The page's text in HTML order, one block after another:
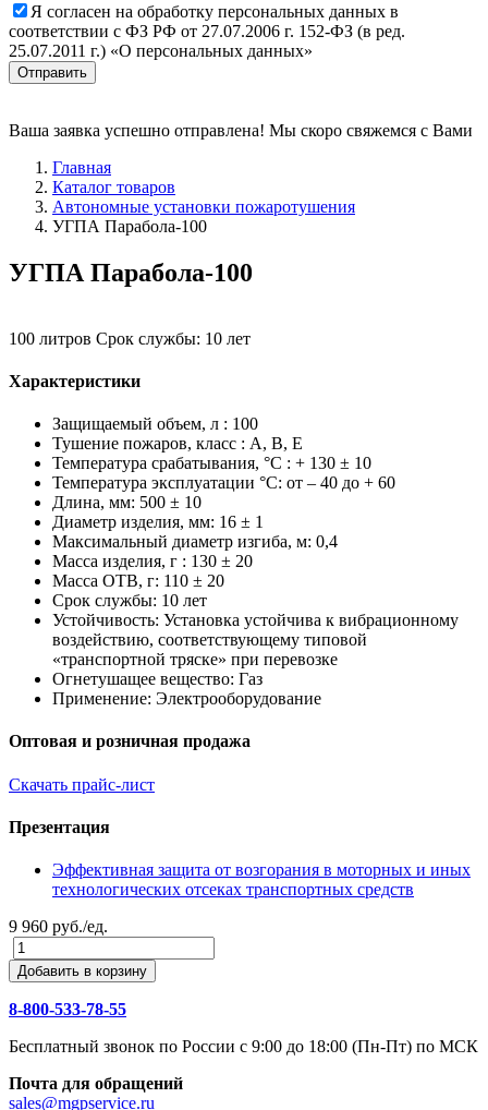
Я согласен на обработку персональных данных в
соответствии с ФЗ РФ от 27.07.2006 г. 152-ФЗ (в ред.
25.07.2011 г.) «О персональных данных»
Отправить
Ваша заявка успешно отправлена! Мы скоро свяжемся с Вами
Главная
Каталог товаров
Автономные установки пожаротушения
УГПА Парабола-100
УГПА Парабола-100
100 литров Срок службы: 10 лет
Характеристики
Защищаемый объем, л : 100
Тушение пожаров, класс : A, B, E
Температура срабатывания, °C : + 130 ± 10
Температура эксплуатации °C: от – 40 до + 60
Длина, мм: 500 ± 10
Диаметр изделия, мм: 16 ± 1
Максимальный диаметр изгиба, м: 0,4
Масса изделия, г : 130 ± 20
Масса ОТВ, г: 110 ± 20
Срок службы: 10 лет
Устойчивость: Установка устойчива к вибрационному
воздействию, соответствующему типовой
«транспортной тряске» при перевозке
Огнетушащее вещество: Газ
Применение: Электрооборудование
Оптовая и розничная продажа
Скачать прайс-лист
Презентация
Эффективная защита от возгорания в моторных и иных
технологических отсеках транспортных средств
9 960 руб./ед.
Добавить в корзину
8-800-533-78-55
Бесплатный звонок по России c 9:00 до 18:00 (Пн-Пт) по МСК
Почта для обращений
sales@mgpservice.ru